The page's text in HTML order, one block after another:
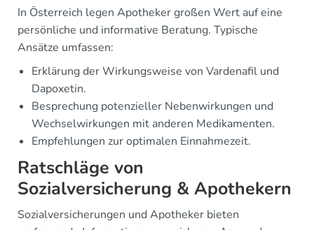
In Österreich legen Apotheker großen Wert auf eine
persönliche und informative Beratung. Typische
Ansätze umfassen:
Erklärung der Wirkungsweise von Vardenafil und
Dapoxetin.
Besprechung potenzieller Nebenwirkungen und
Wechselwirkungen mit anderen Medikamenten.
Empfehlungen zur optimalen Einnahmezeit.
Ratschläge von
Sozialversicherung & Apothekern
Sozialversicherungen und Apotheker bieten